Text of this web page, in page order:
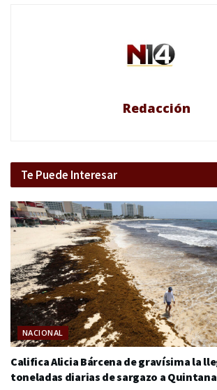
Redacción
Te Puede Interesar
NACIONAL
Califica Alicia Bárcena de gravísima la
toneladas diarias de sargazo a